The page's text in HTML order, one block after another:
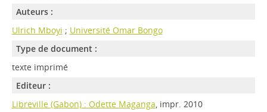
Auteurs :
Ulrich Mboyi ; Université Omar Bongo
Type de document :
texte imprimé
Editeur :
Libreville (Gabon) : Odette Maganga, impr. 2010